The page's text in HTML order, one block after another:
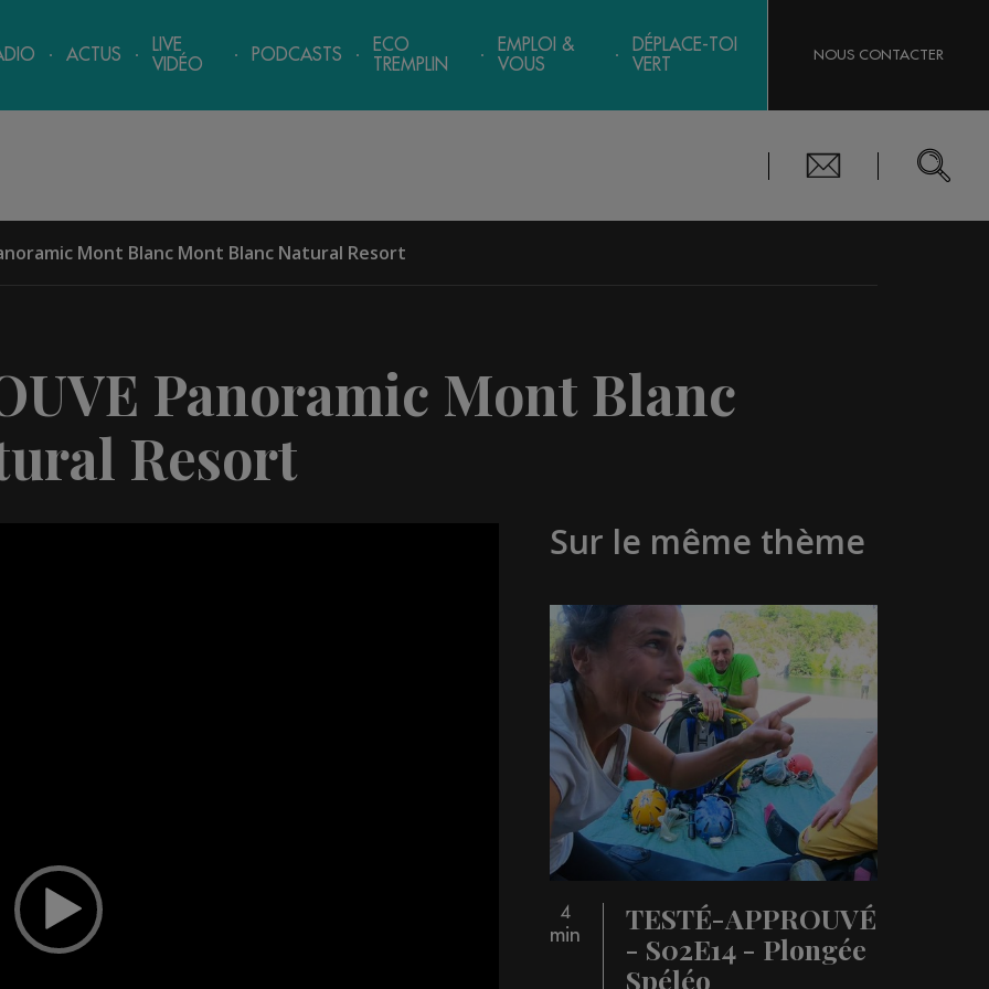
ACTUS
LIVE
VIDÉO
PODCASTS
ECO
TREMPLIN
EMPLOI &
VOUS
DÉPLACE-TOI
VERT
NOUS CONTACTER
Mont Blanc Mont Blanc Natural Resort
Panoramic Mont Blanc
Resort
Sur le même thème
4
min
TESTÉ-APPROUVÉ
- S02E14 - Plongée
Spéléo